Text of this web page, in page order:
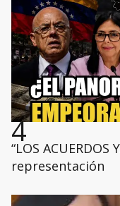
4
“LOS ACUERDOS
representación